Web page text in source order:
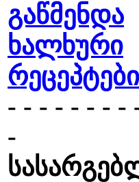
გაწმენდა
ხალხური
რეცეპტები
- - - - - - - -
-